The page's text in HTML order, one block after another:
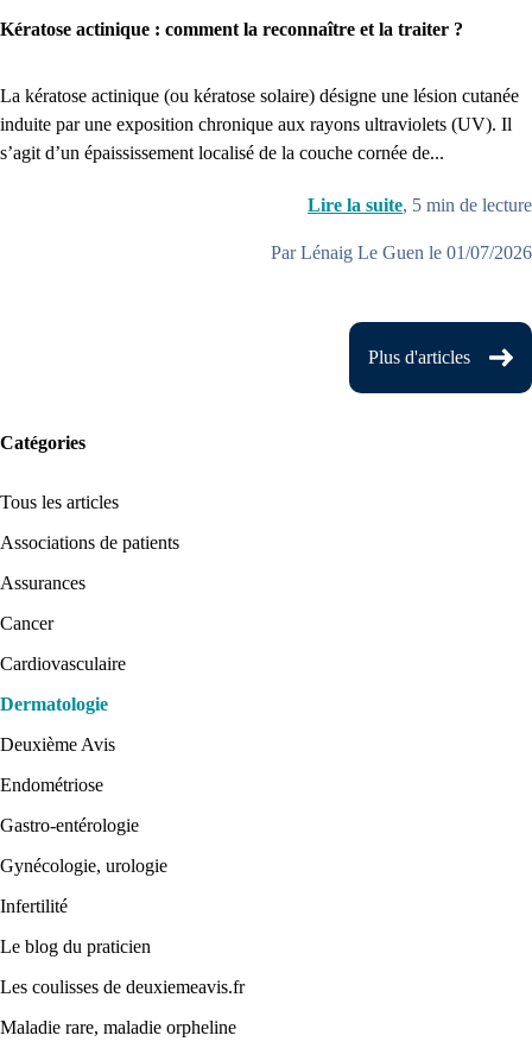
Kératose actinique : comment la reconnaître et la traiter ?
La kératose actinique (ou kératose solaire) désigne une lésion cutanée
induite par une exposition chronique aux rayons ultraviolets (UV). Il
s’agit d’un épaississement localisé de la couche cornée de...
Lire la suite, 5 min de lecture
Par Lénaig Le Guen le 01/07/2026
Plus d'articles
Catégories
Tous les articles
Associations de patients
Assurances
Cancer
Cardiovasculaire
Dermatologie
Deuxième Avis
Endométriose
Gastro-entérologie
Gynécologie, urologie
Infertilité
Le blog du praticien
Les coulisses de deuxiemeavis.fr
Maladie rare, maladie orpheline